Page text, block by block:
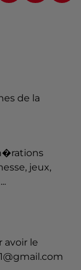
de la
jeux,
avoir le